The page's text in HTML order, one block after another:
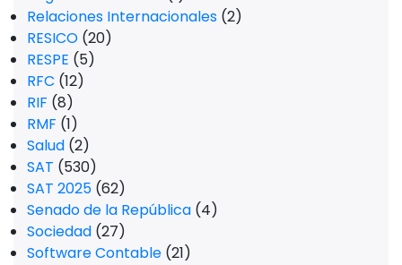
Relaciones Internacionales (2)
RESICO (20)
RESPE (5)
RFC (12)
RIF (8)
RMF (1)
Salud (2)
SAT (530)
SAT 2025 (62)
Senado de la República (4)
Sociedad (27)
Software Contable (21)